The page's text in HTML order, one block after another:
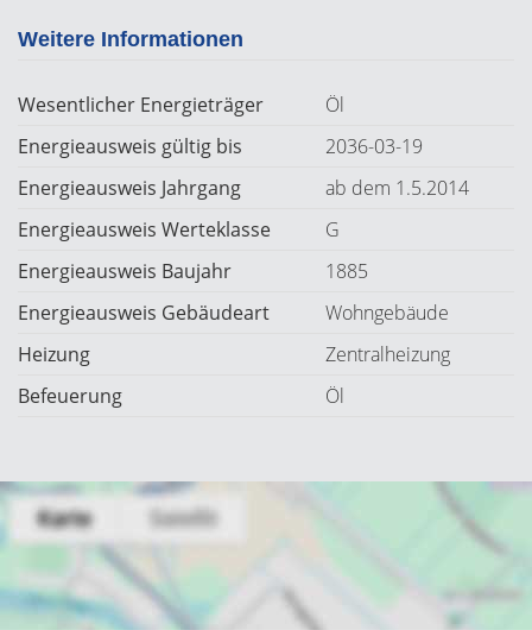
Weitere Informationen
Wesentlicher Energieträger
Öl
Energieausweis gültig bis
2036-03-19
Energieausweis Jahrgang
ab dem 1.5.2014
Energieausweis Werteklasse
G
Energieausweis Baujahr
1885
Energieausweis Gebäudeart
Wohngebäude
Heizung
Zentralheizung
Befeuerung
Öl